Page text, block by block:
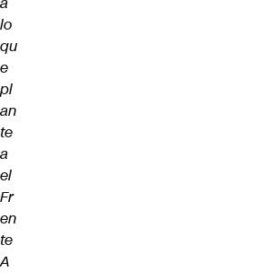
lo
qu
e
pl
an
te
a
el
Fr
en
te
A